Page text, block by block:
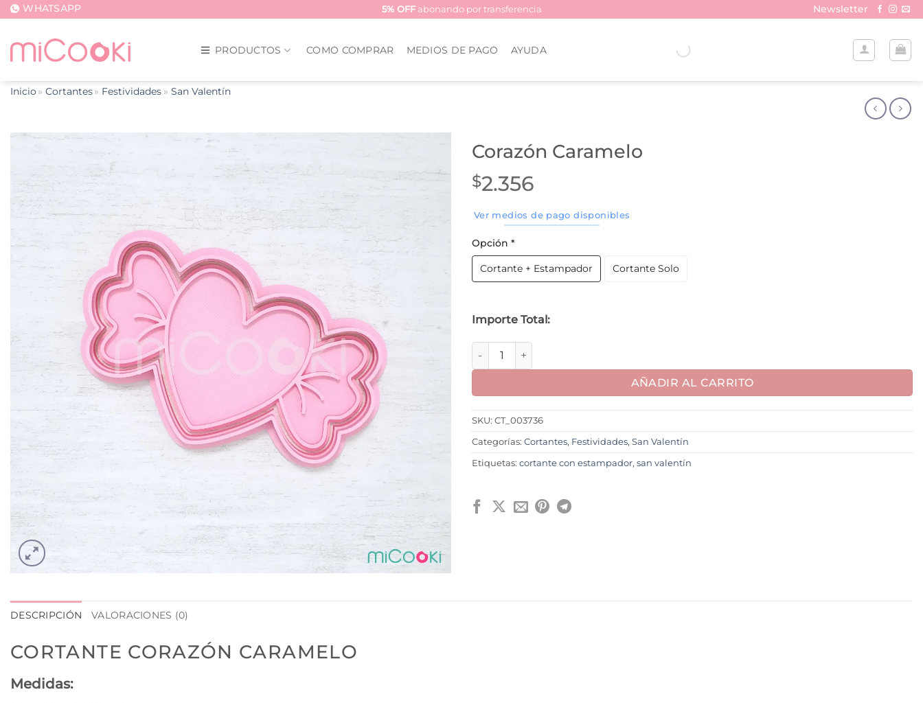
Saltar
contenido
WHATSAPP 5% OFFabonando por transferencia Newsletter
PRODUCTOS COMO COMPRAR MEDIOS DE PAGO AYUDA
Inicio Cortantes Festividades San Valentín
Corazón Caramelo
$2.356
Ver medios de pago disponibles
Opción *
Cortante + Estampador Cortante Solo
Importe Total:
Corazón Caramelo cantidad
AÑADIR AL CARRITO
SKU: CT_003736
Categorías: Cortantes, Festividades, San Valentín
Etiquetas: cortante con estampador, san valentín
DESCRIPCIÓN VALORACIONES (0)
CORTANTE CORAZÓN CARAMELO
Medidas: